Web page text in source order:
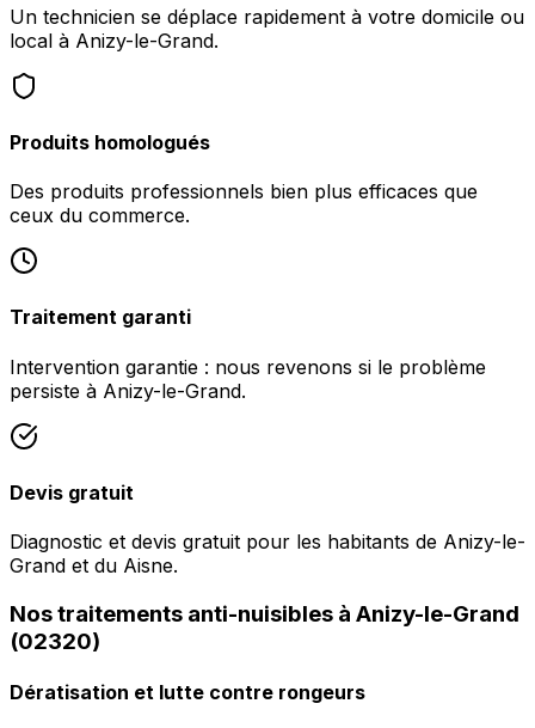
Un technicien se déplace rapidement à votre domicile ou
local à Anizy-le-Grand.
Produits homologués
Des produits professionnels bien plus efficaces que
ceux du commerce.
Traitement garanti
Intervention garantie : nous revenons si le problème
persiste à Anizy-le-Grand.
Devis gratuit
Diagnostic et devis gratuit pour les habitants de Anizy-le-
Grand et du Aisne.
Nos traitements anti-nuisibles à Anizy-le-Grand
(02320)
Dératisation et lutte contre rongeurs